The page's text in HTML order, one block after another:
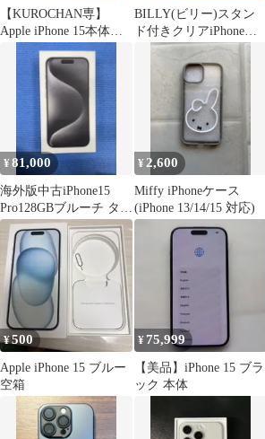
【KUROCHAN専】
Apple iPhone 15本体
SIMフリー
BILLY(ビリー)スタン
ド付きクリアiPhoneケ
ースiPhone14/15
¥81,000
海外版中古iPhone15
Pro128GBブルーチ タニ
ウム 【Bグレード】
¥ 2,600
Miffy iPhoneケース
(iPhone 13/14/15 対応)
¥500
Apple iPhone 15 ブルー
空箱
¥ 75,999
【美品】iPhone 15 ブラ
ック 本体